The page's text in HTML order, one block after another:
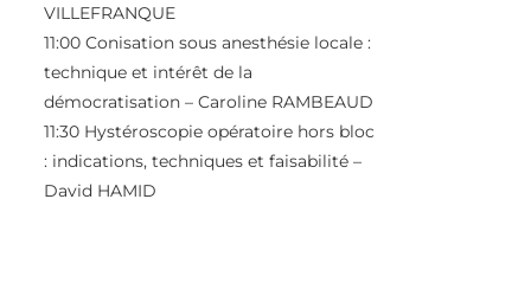
VILLEFRANQUE
11:00 Conisation sous anesthésie locale :
technique et intérêt de la
démocratisation – Caroline RAMBEAUD
11:30 Hystéroscopie opératoire hors bloc
: indications, techniques et faisabilité –
David HAMID